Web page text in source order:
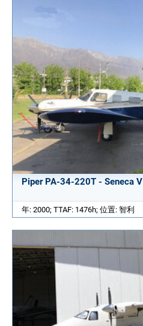
Piper PA-34-220T - Seneca V
年: 2000; TTAF: 1476h; 位置: 智利